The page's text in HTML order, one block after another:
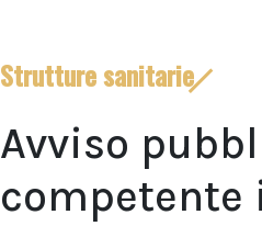
Strutture sanitarie
Avviso